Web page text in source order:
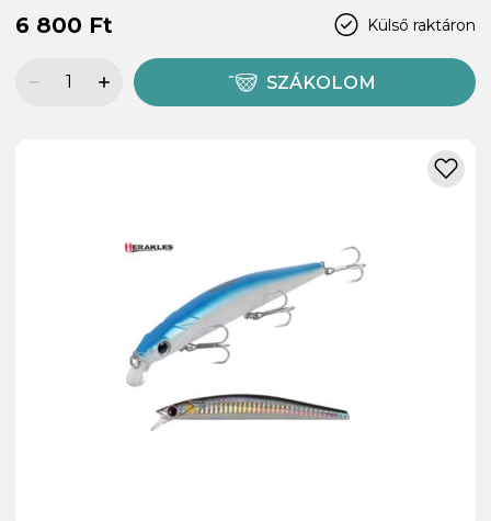
Külső raktáron
6 800 Ft
SZÁKOLOM